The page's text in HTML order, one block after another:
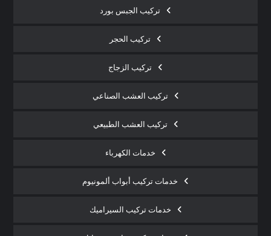
تركيب الجبس بورد
تركيب الحجر
تركيب الزجاج
تركيب العشب الصناعي
تركيب العشب الطبيعي
خدمات الكهرباء
خدمات تركيب أبواب ألمونيوم
خدمات تركيب السيراميك